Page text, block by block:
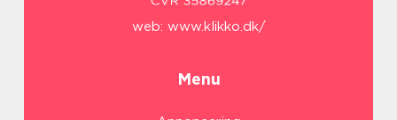
web: www.klikko.dk/
Menu